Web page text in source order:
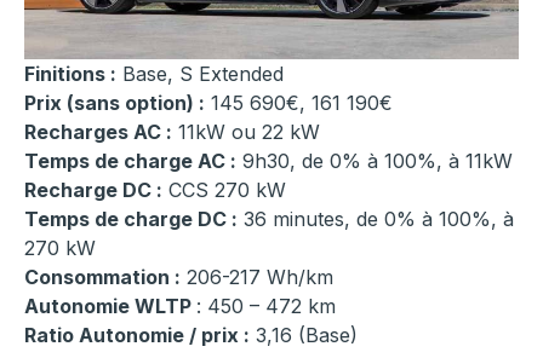
Finitions : Base, S Extended
Prix (sans option) : 145 690€, 161 190€
Recharges AC : 11kW ou 22 kW
Temps de charge AC : 9h30, de 0% à 100%, à 11kW
Recharge DC : CCS 270 kW
Temps de charge DC : 36 minutes, de 0% à 100%, à
270 kW
Consommation : 206-217 Wh/km
Autonomie WLTP : 450 – 472 km
Ratio Autonomie / prix : 3,16 (Base)